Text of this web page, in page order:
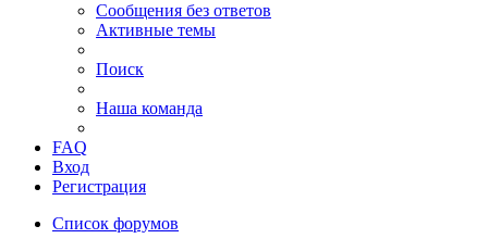
Сообщения без ответов
Активные темы
Поиск
Наша команда
FAQ
Вход
Регистрация
Список форумов